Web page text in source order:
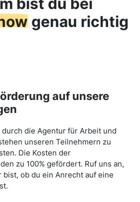
bist du bei
genau richtig
auf unsere
die Agentur für Arbeit und
unseren Teilnehmern zu
Die Kosten der
zu 100% gefördert. Ruf uns an,
ob du ein Anrecht auf eine